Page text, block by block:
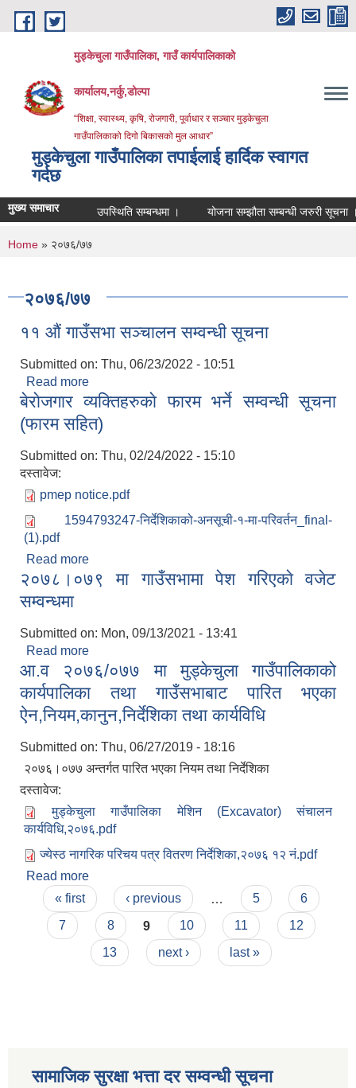
Skip to main content
मुड्केचुला गाउँपालिका, गाउँ कार्यपालिकाको
कार्यालय,नर्कु,डोल्पा
“शिक्षा, स्वास्थ्य, कृषि, रोजगारी, पूर्वाधार र सञ्चार मुड्केचुला
गाउँपालिकाको दिगो बिकासको मुल आधार”
मुड्केचुला गाउँपालिका तपाईलाई हार्दिक स्वागत
गर्दछ
मुख्य समाचार उपस्थिति सम्बन्धमा । योजना सम्झौता सम्बन्धी जरुरी सूचना ।
You are here
Home » २०७६/७७
२०७६/७७
११ औं गाउँसभा सञ्चालन सम्वन्धी सूचना
Submitted on: Thu, 06/23/2022 - 10:51
Read more
बेराेजगार व्यक्तिहरुकाे फारम भर्ने सम्वन्धी सूचना
(फारम सहित)
Submitted on: Thu, 02/24/2022 - 15:10
दस्तावेज:
pmep notice.pdf
1594793247-निर्देशिकाको-अनसूची-१-मा-परिवर्तन_final-
(1).pdf
Read more
(फारम सहित)
२०७८।०७९ मा गाउँसभामा पेश गरिएकाे वजेट
सम्वन्धमा
Submitted on: Mon, 09/13/2021 - 13:41
Read more
सम्वन्धमा
आ.व २०७६/०७७ मा मुड्केचुला गाउँपालिकाको
कार्यपालिका तथा गाउँसभाबाट पारित भएका
ऐन,नियम,कानुन,निर्देशिका तथा कार्यविधि
Submitted on: Thu, 06/27/2019 - 18:16
२०७६।०७७ अन्तर्गत पारित भएका नियम तथा निर्देशिका
दस्तावेज:
मुड्केचुला गाउँपालिका मेशिन (Excavator) संचालन
कार्यविधि,२०७६.pdf
ज्येस्ठ नागरिक परिचय पत्र वितरण निर्देशिका,२०७६ १२ नं.pdf
Read more
कार्यपालिका तथा गाउँसभाबाट पारित भएका
ऐन,नियम,कानुन,निर्देशिका तथा कार्यविधि
Pages
« first ‹ previous 5
6
7
8 9 10 11
12
13
next › last »
सामाजिक सुरक्षा भत्ता दर सम्वन्धी सूचना